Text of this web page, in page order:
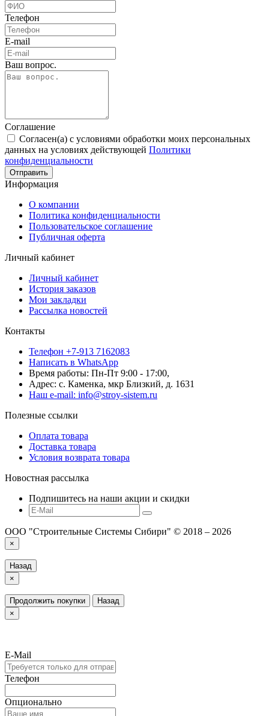
Телефон
E-mail
Ваш вопрос.
Соглашение
Согласен(а) с условиями обработки моих персональных
данных на условиях действующей Политики
конфиденциальности
Отправить
Информация
О компании
Политика конфиденциальности
Пользовательское соглашение
Публичная оферта
Личный кабинет
Личный кабинет
История заказов
Мои закладки
Рассылка новостей
Контакты
Телефон +7-913 7162083
Написать в WhatsApp
Время работы: Пн-Пт 9:00 - 17:00,
Адрес: с. Каменка, мкр Близкий, д. 1631
Наш e-mail: info@stroy-sistem.ru
Полезные ссылки
Оплата товара
Доставка товара
Условия возврата товара
Новостная рассылка
Подпишитесь на наши акции и скидки
ООО "Строительные Системы Сибири" © 2018 – 2026
×
Назад
×
Продолжить покупки
Назад
×
E-Mail
Телефон
Опционально